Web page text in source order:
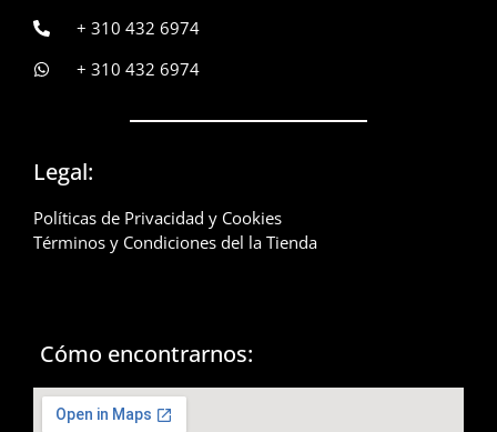
+ 310 432 6974
+ 310 432 6974
Legal:
Políticas de Privacidad y Cookies
Términos y Condiciones del la Tienda
Cómo encontrarnos: